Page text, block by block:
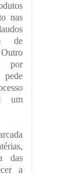
nas
de
por
um
das
a